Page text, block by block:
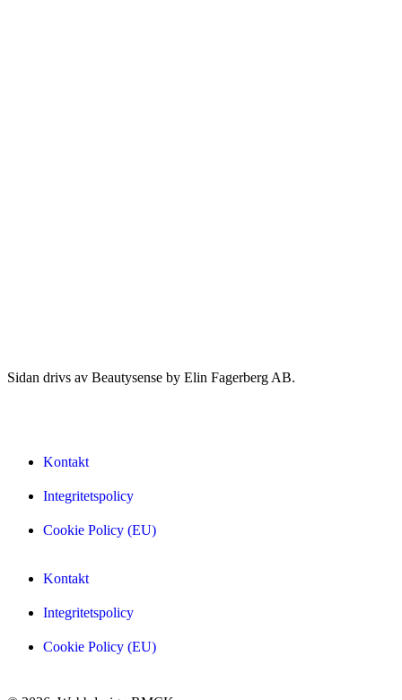
Sidan drivs av Beautysense by Elin Fagerberg AB.
Kontakt
Integritetspolicy
Cookie Policy (EU)
Kontakt
Integritetspolicy
Cookie Policy (EU)